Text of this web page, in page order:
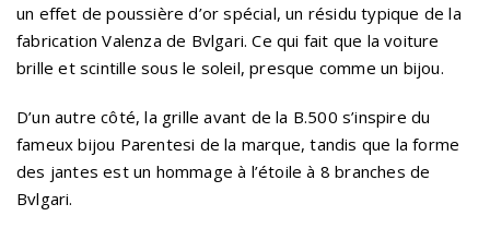
un effet de poussière d’or spécial, un résidu typique de la
fabrication Valenza de Bvlgari. Ce qui fait que la voiture
brille et scintille sous le soleil, presque comme un bijou.
D’un autre côté, la grille avant de la B.500 s’inspire du
fameux bijou Parentesi de la marque, tandis que la forme
des jantes est un hommage à l’étoile à 8 branches de
Bvlgari.